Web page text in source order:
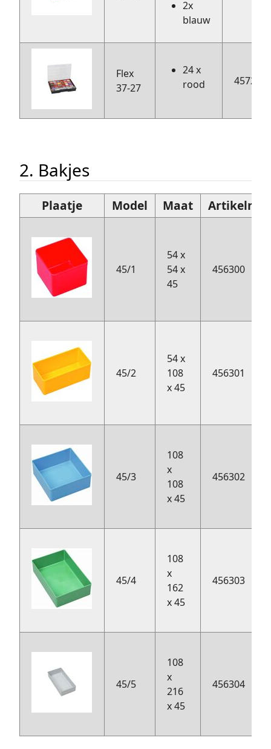
2x
blauw
Flex
37-27
24 x
rood
457203
2. Bakjes
Plaatje Model Maat
45/1
54 x
54 x
45
456300
45/2
54 x
108
x 45
456301
45/3
108
x
108
x 45
456302
45/4
108
x
162
x 45
456303
45/5
108
x
216
x 45
456304